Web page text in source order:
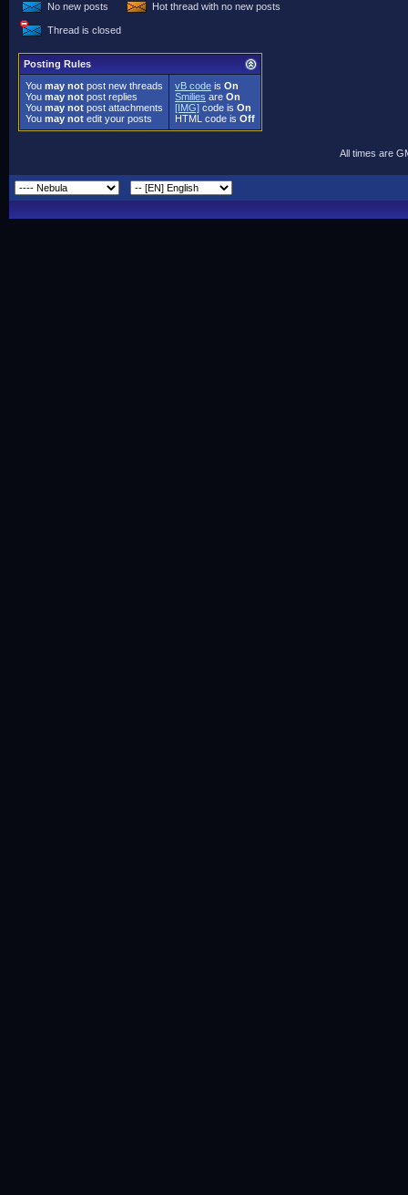
No new posts Hot thread with no new posts
Thread is closed
Posting Rules
You may not post new threads
You may not post replies
You may not post attachments
You may not edit your posts
vB code is On
Smilies are On
[IMG] code is On
HTML code is Off
All times are